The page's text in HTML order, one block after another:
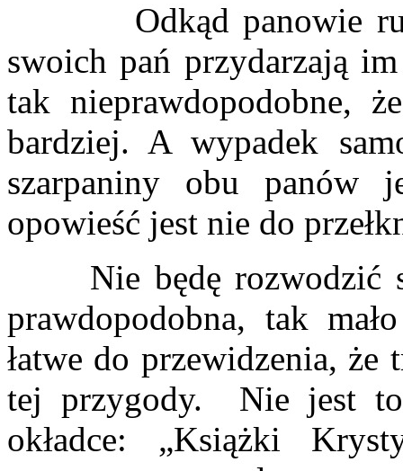
Odkąd panowie
swoich pań przydarzają
tak nieprawdopodobne,
bardziej. A wypadek
szarpaniny obu panów
opowieść jest nie do
Nie będę rozwodzić
prawdopodobna, tak
łatwe do przewidzenia,
tej przygody. Nie jest
okładce: „Książki